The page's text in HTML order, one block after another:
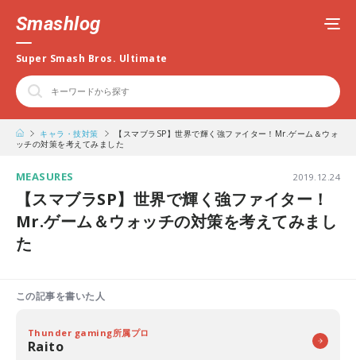
Smashlog
Super Smash Bros. Ultimate
キャラ・技対策
【スマブラSP】世界で輝く強ファイター！Mr.ゲーム＆ウォ
ッチの対策を考えてみました
MEASURES 2019.12.24
【スマブラSP】世界で輝く強ファイター！
Mr.ゲーム＆ウォッチの対策を考えてみまし
た
この記事を書いた人
Thunder gaming所属プロ
Raito